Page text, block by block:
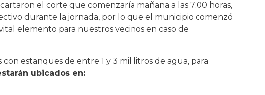
el corte que comenzaría mañana a las 7:00 horas,
durante la jornada, por lo que el municipio comenzó
elemento para nuestros vecinos en caso de
estanques de entre 1 y 3 mil litros de agua, para
ubicados en: